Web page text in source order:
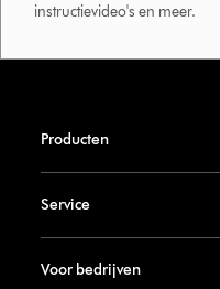
instructievideo's en meer.
Producten
Service
Voor bedrijven